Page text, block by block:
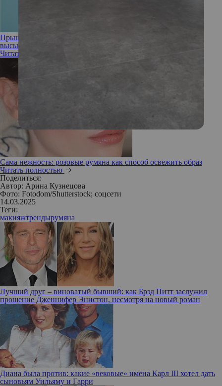
Прыщи от косметики: могут ли кремовые румяна вызвать
высыпания на лице
Читать полностью
Сама нежность: розовые румяна как способ освежить образ
Читать полностью
Поделиться:
Автор: Арина Кузнецова
Фото: Fotodom/Shutterstock; соцсети
14.03.2025
Теги:
макияжтрендырумяна
Лучший друг – виноватый бывший: как Брэд Питт заслужил
прощение Дженнифер Энистон, несмотря на новый роман
Диана была против: какие «вековые» имена Карл III хотел дать
сыновьям Уильяму и Гарри